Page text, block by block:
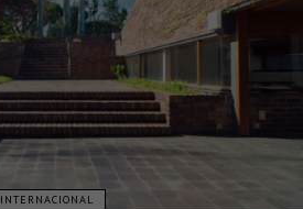
INTERNACIONAL